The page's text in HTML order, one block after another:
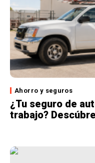
Ahorro y seguros
¿Tu seguro de
trabajo?